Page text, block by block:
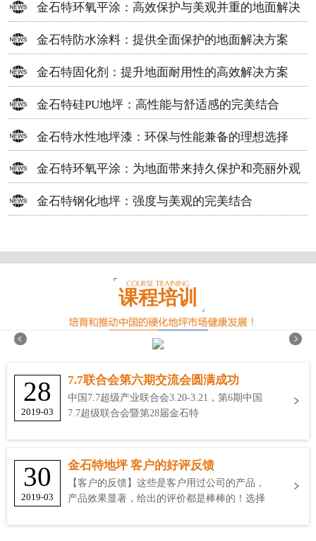
金石特环氧平涂：高效保护与美观并重的地面解决
方案
金石特防水涂料：提供全面保护的地面解决方案
金石特固化剂：提升地面耐用性的高效解决方案
金石特硅PU地坪：高性能与舒适感的完美结合
金石特水性地坪漆：环保与性能兼备的理想选择
金石特环氧平涂：为地面带来持久保护和亮丽外观
金石特钢化地坪：强度与美观的完美结合
课程培训
28
2019-03
7.7联合会第六期交流会圆满成功
中国7.7超级产业联合会3.20-3.21，第6期中国
7.7超级联合会暨第28届金石特
30
2019-03
金石特地坪 客户的好评反馈
【客户的反馈】这些是客户用过公司的产品，
产品效果显著，给出的评价都是棒棒的！选择